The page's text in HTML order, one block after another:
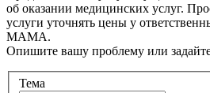
об оказании медицинских услуг.
услуги уточнять цены у
МАМА.
Опишите вашу проблему или
Тема